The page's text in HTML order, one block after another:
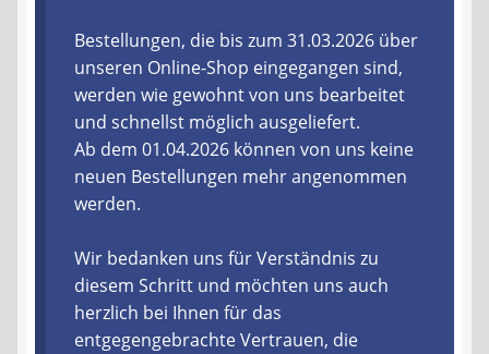
Ablauf einer Bestellung
Liefer- und Versandkosten
Zahlungsarten
Lieferzeit & Verfügbarkeit
Gutschein
Batterien- und Akku Verordnung
Bestellungen, die bis zum 31.03.2026 über
unseren Online-Shop eingegangen sind,
werden wie gewohnt von uns bearbeitet
und schnellst möglich ausgeliefert.
Ab dem 01.04.2026 können von uns keine
neuen Bestellungen mehr angenommen
werden.
Wir bedanken uns für Verständnis zu
diesem Schritt und möchten uns auch
herzlich bei Ihnen für das
entgegengebrachte Vertrauen, die